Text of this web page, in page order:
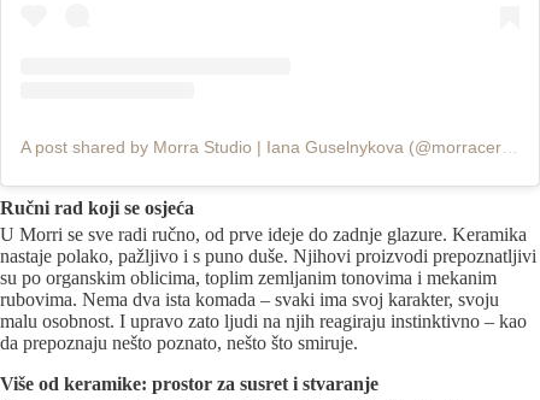
Ručni rad koji se osjeća
U Morri se sve radi ručno, od prve ideje do zadnje glazure. Keramika
nastaje polako, pažljivo i s puno duše. Njihovi proizvodi prepoznatljivi
su po organskim oblicima, toplim zemljanim tonovima i mekanim
rubovima. Nema dva ista komada – svaki ima svoj karakter, svoju
malu osobnost. I upravo zato ljudi na njih reagiraju instinktivno – kao
da prepoznaju nešto poznato, nešto što smiruje.
Više od keramike: prostor za susret i stvaranje